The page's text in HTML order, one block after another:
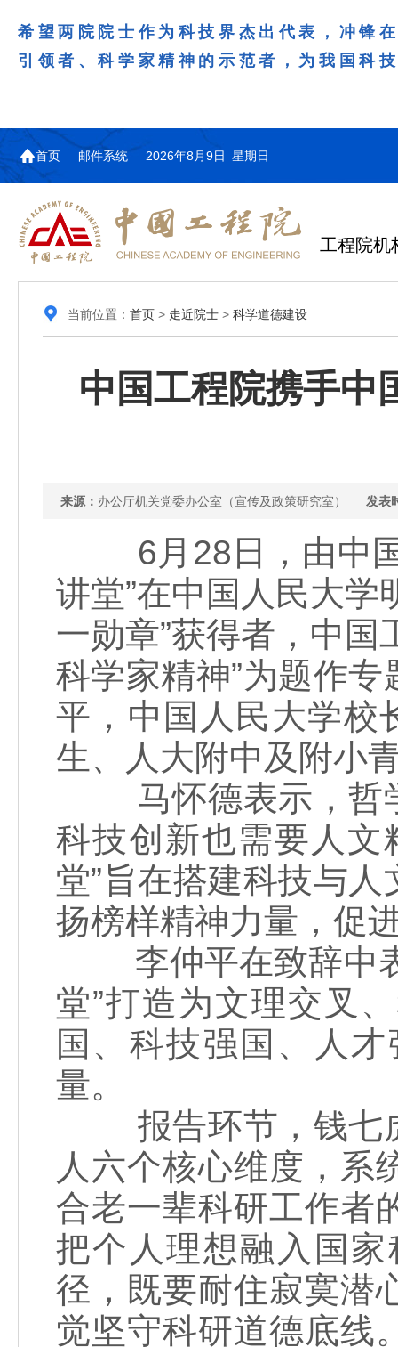
希望两院院士作为科技界杰出代表，冲锋
引领者、科学家精神的示范者，为我国科
首页 邮件系统 2026年8月9日 星期日
工程院机
当前位置： 首页> 走近院士> 科学道德建设
中国工程院携手中
来源： 办公厅机关党委办公室（宣传及政策研究室） 发表
6月28日，由中国
讲堂”在中国人民大学
一勋章”获得者，中国
科学家精神”为题作
平，中国人民大学校
生、人大附中及附小
马怀德表示，哲学
科技创新也需要人文
堂”旨在搭建科技与
扬榜样精神力量，促
李仲平在致辞中表
堂”打造为文理交叉
国、科技强国、人
量。
报告环节，钱七虎
人六个核心维度，系
合老一辈科研工作者
把个人理想融入国
径，既要耐住寂寞潜
觉坚守科研道德底线